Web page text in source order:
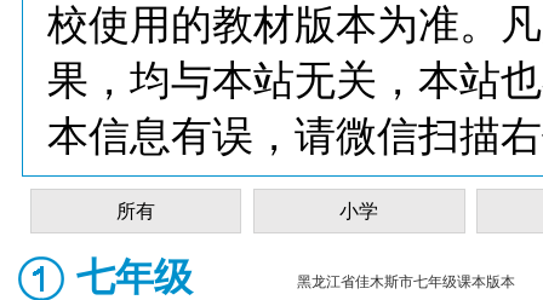
校使用的教材版本为准。
果，均与本站无关，本站
本信息有误，请微信扫描
所有 小学
七年级 黑龙江省佳木斯市七年级课本版本